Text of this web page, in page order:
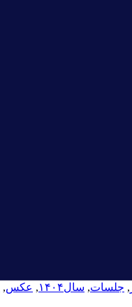
, جلسات, سال۱۴۰۴ , عکس,